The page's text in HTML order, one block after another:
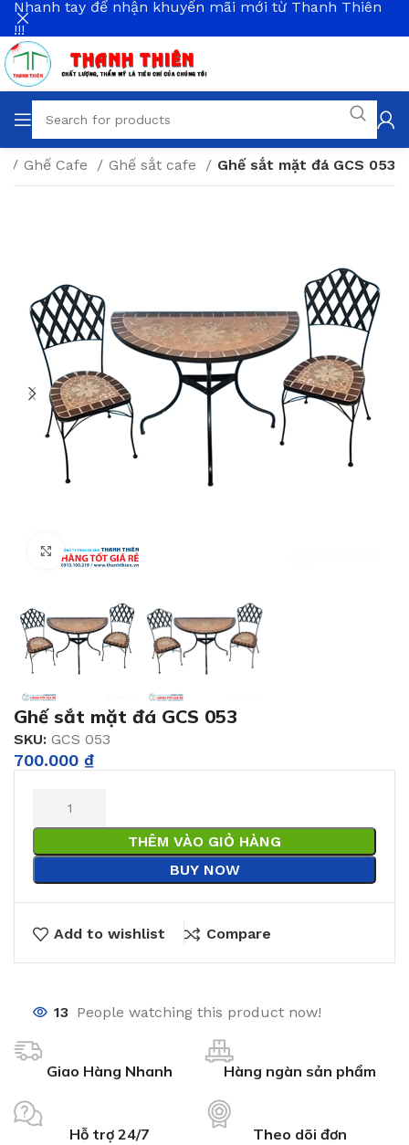
Ghế Cafe Ghế sắt cafe Ghế sắt mặt đá GCS 053
Click to enlarge
Ghế sắt mặt đá GCS 053
SKU: GCS 053
700.000 ₫
THÊM VÀO GIỎ HÀNG
BUY NOW
Add to wishlist Compare
13 People watching this product now!
Giao Hàng Nhanh Hàng ngàn sản phẩm
Hỗ trợ 24/7 Theo dõi đơn
Nhanh tay để nhận khuyến mãi mới từ Thanh Thiên
!!!